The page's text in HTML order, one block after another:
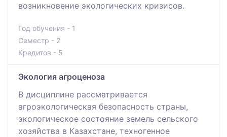
возникновение экологических кризисов.
Год обучения - 1
Семестр - 2
Кредитов - 5
Экология агроценоза
В дисциплине расcматривается
агроэкологическая безопасность страны,
экологическое состояние земель сельского
хозяйства в Казахстане, техногенное